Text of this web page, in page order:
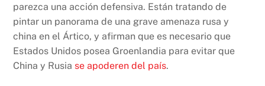
parezca una acción defensiva. Están tratando de
pintar un panorama de una grave amenaza rusa y
china en el Ártico, y afirman que es necesario que
Estados Unidos posea Groenlandia para evitar que
China y Rusia se apoderen del país.